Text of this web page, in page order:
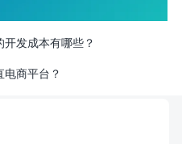
发成本有哪些？
电商平台？